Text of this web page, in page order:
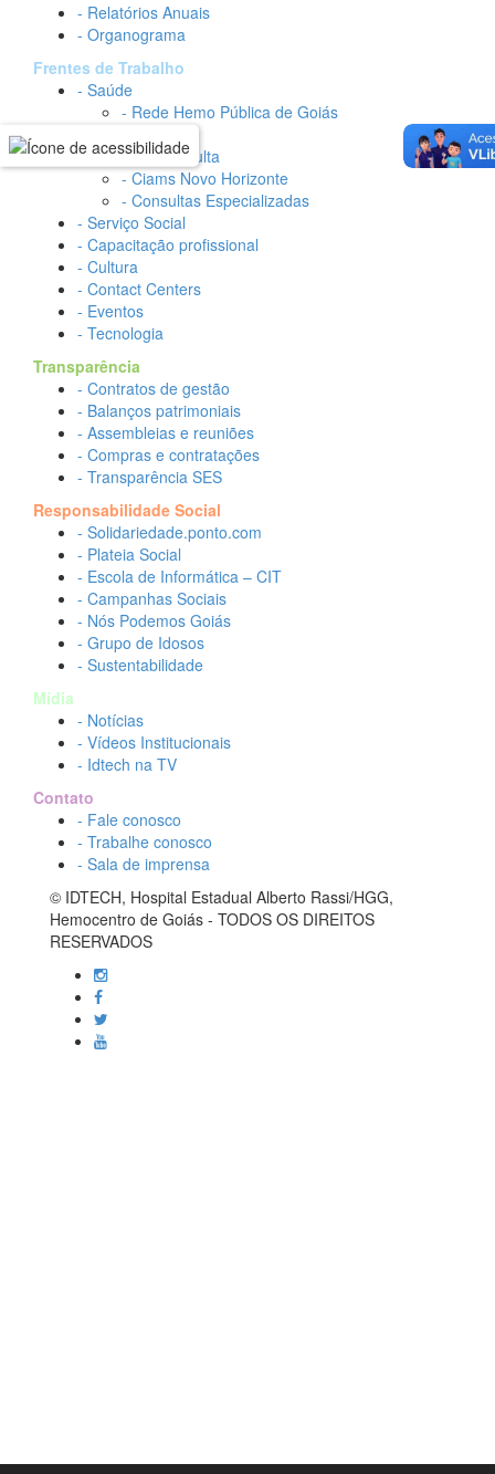
- Relatórios Anuais
- Organograma
Frentes de Trabalho
- Saúde
- Rede Hemo Pública de Goiás
- Teleconsulta
- Ciams Novo Horizonte
- Consultas Especializadas
- Serviço Social
- Capacitação profissional
- Cultura
- Contact Centers
- Eventos
- Tecnologia
Transparência
- Contratos de gestão
- Balanços patrimoniais
- Assembleias e reuniões
- Compras e contratações
- Transparência SES
Responsabilidade Social
- Solidariedade.ponto.com
- Plateia Social
- Escola de Informática – CIT
- Campanhas Sociais
- Nós Podemos Goiás
- Grupo de Idosos
- Sustentabilidade
Mídia
- Notícias
- Vídeos Institucionais
- Idtech na TV
Contato
- Fale conosco
- Trabalhe conosco
- Sala de imprensa
© IDTECH, Hospital Estadual Alberto Rassi/HGG,
Hemocentro de Goiás - TODOS OS DIREITOS
RESERVADOS